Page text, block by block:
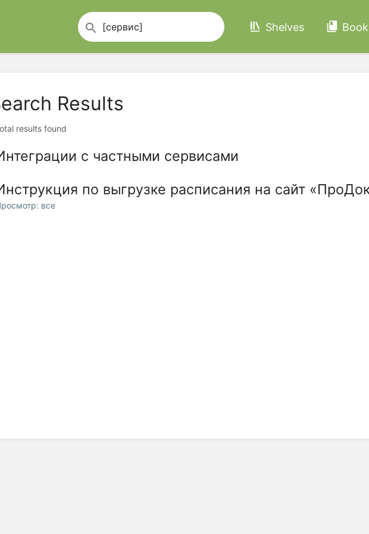
Shelves
Results
results found
с частными сервисами
по выгрузке расписания на сайт
все